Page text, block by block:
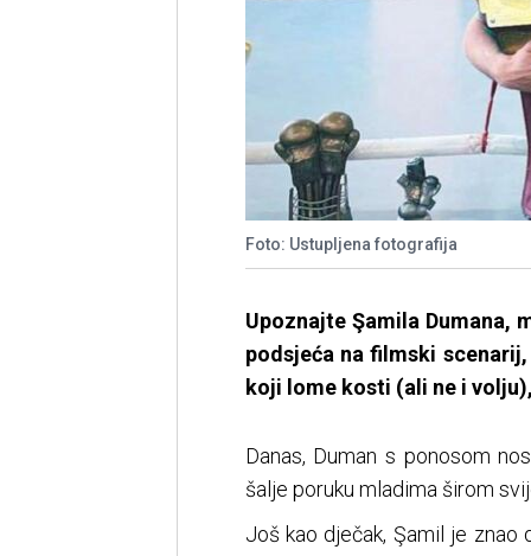
Foto: Ustupljena fotografija
Upoznajte Şamila Dumana,
podsjeća na filmski
koji lome kosti (ali ne i
Danas, Duman s ponosom
šalje poruku mladima širom
Još kao dječak, Şamil je znao